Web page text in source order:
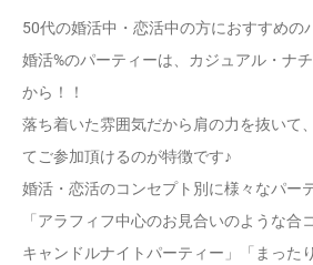
50代の婚活中・恋活中の方におすすめの
婚活%のパーティーは、カジュアル・ナ
から！！
落ち着いた雰囲気だから肩の力を抜いて
てご参加頂けるのが特徴です♪
婚活・恋活のコンセプト別に様々なパー
「アラフィフ中心のお見合いのような合
キャンドルナイトパーティー」「まった